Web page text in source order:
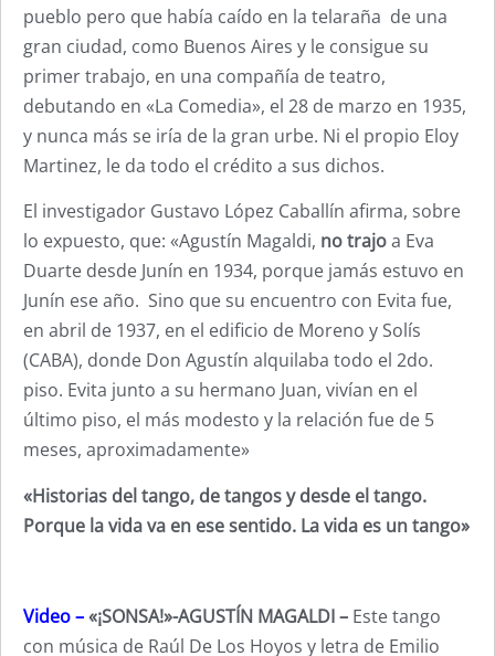
pueblo pero que había caído en la telaraña de una
gran ciudad, como Buenos Aires y le consigue su
primer trabajo, en una compañía de teatro,
debutando en «La Comedia», el 28 de marzo en 1935,
y nunca más se iría de la gran urbe. Ni el propio Eloy
Martinez, le da todo el crédito a sus dichos.
El investigador Gustavo López Caballín afirma, sobre
lo expuesto, que: «Agustín Magaldi, no trajoa Eva
Duarte desde Junín en 1934, porque jamás estuvo en
Junín ese año. Sino que su encuentro con Evita fue,
en abril de 1937, en el edificio de Moreno y Solís
(CABA), donde Don Agustín alquilaba todo el 2do.
piso. Evita junto a su hermano Juan, vivían en el
último piso, el más modesto y la relación fue de 5
meses, aproximadamente»
«Historias del tango, de tangos y desde el tango.
Porque la vida va en ese sentido. La vida es un tango»
Video –«¡SONSA!»-AGUSTÍN MAGALDI – Este tango
con música de Raúl De Los Hoyos y letra de Emilio